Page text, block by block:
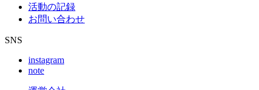
活動の記録
お問い合わせ
SNS
instagram
note